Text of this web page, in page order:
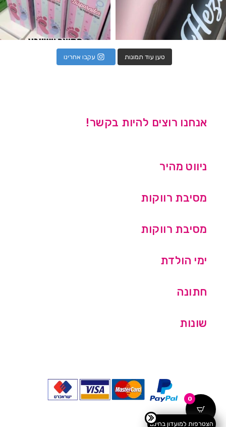
טען עוד תמונות עקבו אחרינו
אנחנו רוצים להיות בקשר!
ניווט מהיר
מסיבת רווקות
מסיבת רווקות
ימי הולדת
חתונה
שונות
0
הצטרפות למועדון בחינם